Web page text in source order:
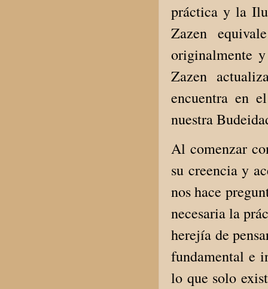
práctica y la
Zazen
originalmente
Zazen
encuentra en
nuestra
Al comenzar
su creencia y
nos hace
necesaria la
herejía de
fundamental e
lo que solo